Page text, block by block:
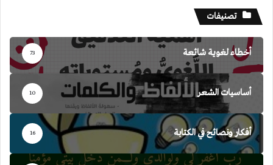
تصنيفات
أخطاء لغوية شائعة 73
أساسيات الشعر 10
أفكار ونصائح في الكتابة 16